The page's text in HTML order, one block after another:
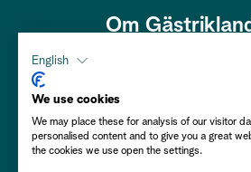
Om
Ek. Förening i ett
Gästrikekommunerna
främja Gästrikland
English
We use cookies
We may place these for analysis of our visitor
personalised content and to give you a great
the cookies we use open the settings.